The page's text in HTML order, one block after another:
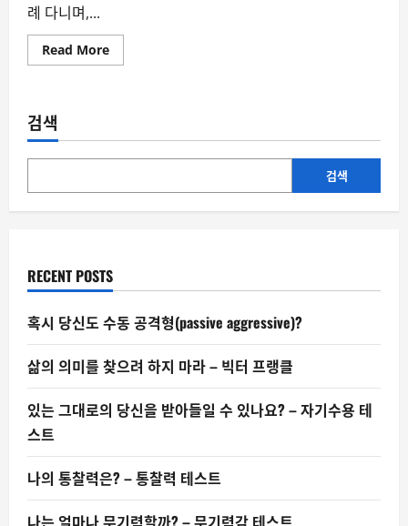
례 다니며,...
Read MoreRead
more
아
돌
게
져
–
팬
심
심
리
학
검색
검색
RECENT POSTS
혹시 당신도 수동 공격형(passive aggressive)?
삶의 의미를 찾으려 하지 마라 – 빅터 프랭클
있는 그대로의 당신을 받아들일 수 있나요? – 자기수용 테
스트
나의 통찰력은? – 통찰력 테스트